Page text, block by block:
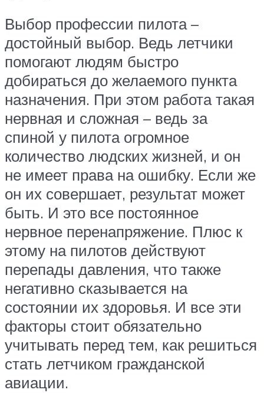
Выбор профессии пилота –
достойный выбор. Ведь летчики
помогают людям быстро
добираться до желаемого пункта
назначения. При этом работа такая
нервная и сложная – ведь за
спиной у пилота огромное
количество людских жизней, и он
не имеет права на ошибку. Если же
он их совершает, результат может
быть. И это все постоянное
нервное перенапряжение. Плюс к
этому на пилотов действуют
перепады давления, что также
негативно сказывается на
состоянии их здоровья. И все эти
факторы стоит обязательно
учитывать перед тем, как решиться
стать летчиком гражданской
авиации.